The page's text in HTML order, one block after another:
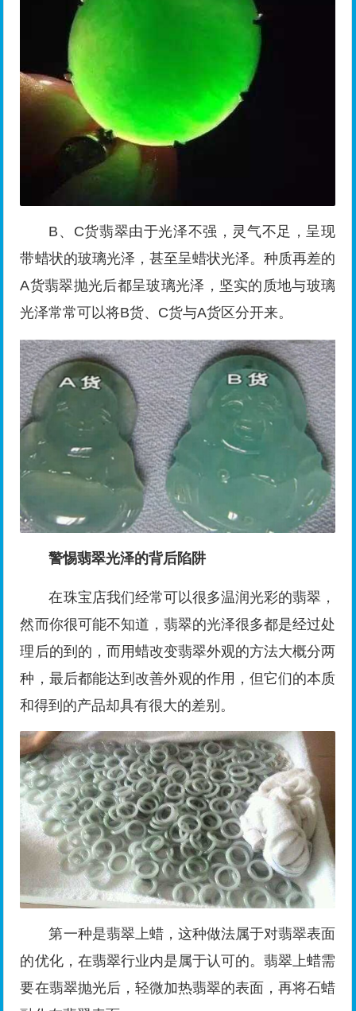
B、C货翡翠由于光泽不强，灵气不足，呈现
带蜡状的玻璃光泽，甚至呈蜡状光泽。种质再差的
A货翡翠抛光后都呈玻璃光泽，坚实的质地与玻璃
光泽常常可以将B货、C货与A货区分开来。
警惕翡翠光泽的背后陷阱
在珠宝店我们经常可以很多温润光彩的翡翠，
然而你很可能不知道，翡翠的光泽很多都是经过处
理后的到的，而用蜡改变翡翠外观的方法大概分两
种，最后都能达到改善外观的作用，但它们的本质
和得到的产品却具有很大的差别。
第一种是翡翠上蜡，这种做法属于对翡翠表面
的优化，在翡翠行业内是属于认可的。翡翠上蜡需
要在翡翠抛光后，轻微加热翡翠的表面，再将石蜡